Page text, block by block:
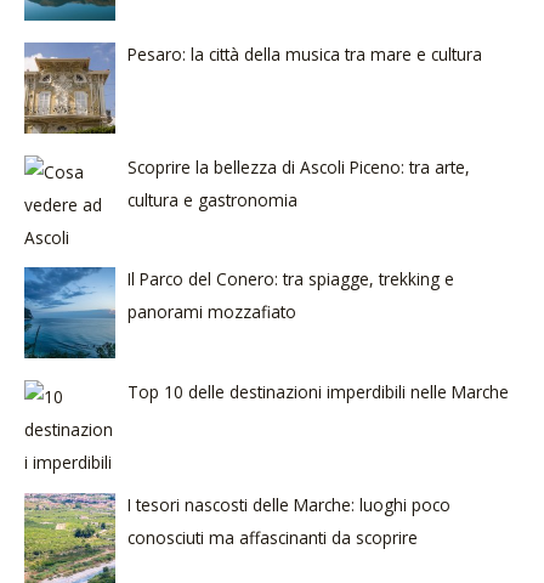
Pesaro: la città della musica tra mare e cultura
Scoprire la bellezza di Ascoli Piceno: tra arte,
cultura e gastronomia
Il Parco del Conero: tra spiagge, trekking e
panorami mozzafiato
Top 10 delle destinazioni imperdibili nelle Marche
I tesori nascosti delle Marche: luoghi poco
conosciuti ma affascinanti da scoprire